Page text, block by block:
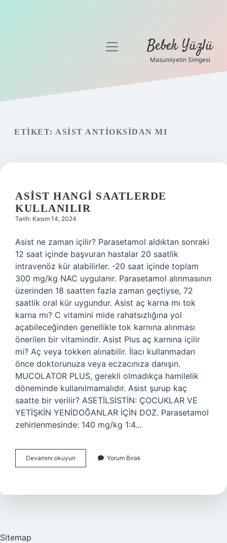
Gizlilik Politikası
menüyü
Bebek Yüzlü
Masumiyetin Simgesi
ETIKET: ASIST ANTIOKSIDAN MI
ASIST HANGI SAATLERDE
KULLANILIR
Tarih: Kasım 14, 2024
Asist ne zaman içilir? Parasetamol aldıktan sonraki
12 saat içinde başvuran hastalar 20 saatlik
intravenöz kür alabilirler. -20 saat içinde toplam
300 mg/kg NAC uygulanır. Parasetamol alınmasının
üzerinden 18 saatten fazla zaman geçtiyse, 72
saatlik oral kür uygundur. Asist aç karna mı tok
karna mı? C vitamini mide rahatsızlığına yol
açabileceğinden genellikle tok karnına alınması
önerilen bir vitamindir. Asist Plus aç karnına içilir
mi? Aç veya tokken alınabilir. İlacı kullanmadan
önce doktorunuza veya eczacınıza danışın.
MUCOLATOR PLUS, gerekli olmadıkça hamilelik
döneminde kullanılmamalıdır. Asist şurup kaç
saatte bir verilir? ASETİLSİSTİN: ÇOCUKLAR VE
YETİŞKİN YENİDOĞANLAR İÇİN DOZ. Parasetamol
zehirlenmesinde: 140 mg/kg 1:4…
Devamını okuyun
Hangi
Yorum Bırak
Sitemap